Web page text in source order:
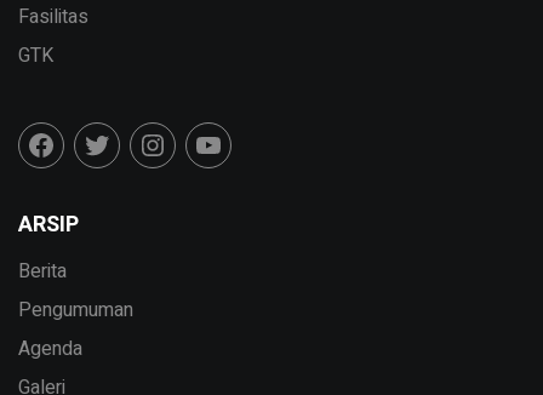
Fasilitas
GTK
ARSIP
Berita
Pengumuman
Agenda
Galeri